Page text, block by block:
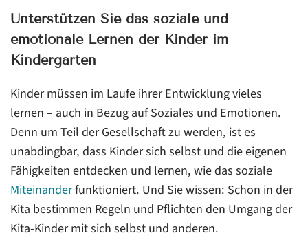
Unterstützen Sie das soziale und
emotionale Lernen der Kinder im
Kindergarten
Kinder müssen im Laufe ihrer Entwicklung vieles
lernen – auch in Bezug auf Soziales und Emotionen.
Denn um Teil der Gesellschaft zu werden, ist es
unabdingbar, dass Kinder sich selbst und die eigenen
Fähigkeiten entdecken und lernen, wie das soziale
Miteinanderfunktioniert. Und Sie wissen: Schon in der
Kita bestimmen Regeln und Pflichten den Umgang der
Kita-Kinder mit sich selbst und anderen.